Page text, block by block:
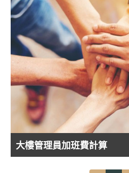
大樓管理員加班費計算